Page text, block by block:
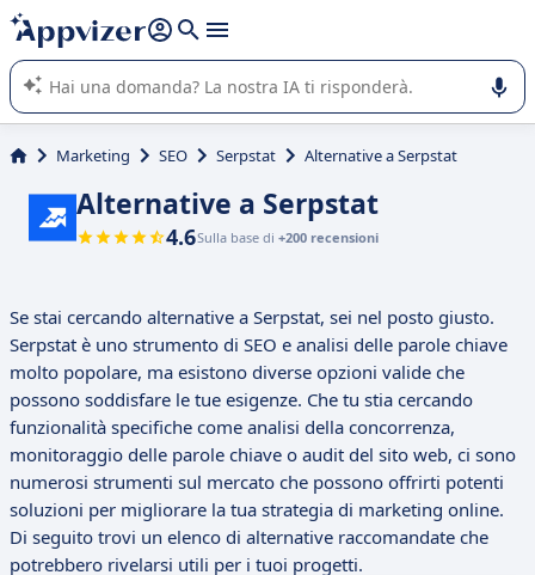
righe con
shift + enter
L'IA di Appvizer vi guida nell'utilizzo o nella scelta di un
software SaaS per la vostra azienda.
Marketing SEO Serpstat Alternative a Serpstat
Alternative a Serpstat
4.6Sulla base di +200 recensioni
Se stai cercando alternative a Serpstat, sei nel posto giusto.
Serpstat è uno strumento di SEO e analisi delle parole chiave
molto popolare, ma esistono diverse opzioni valide che
possono soddisfare le tue esigenze. Che tu stia cercando
funzionalità specifiche come analisi della concorrenza,
monitoraggio delle parole chiave o audit del sito web, ci sono
numerosi strumenti sul mercato che possono offrirti potenti
soluzioni per migliorare la tua strategia di marketing online.
Di seguito trovi un elenco di alternative raccomandate che
potrebbero rivelarsi utili per i tuoi progetti.